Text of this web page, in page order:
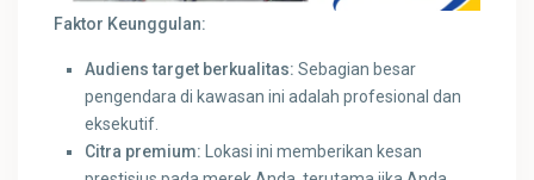
Faktor Keunggulan:
Audiens target berkualitas: Sebagian besar
pengendara di kawasan ini adalah profesional dan
eksekutif.
Citra premium: Lokasi ini memberikan kesan